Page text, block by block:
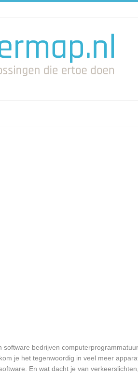
bedrijven
je het tegenwoordig in veel meer
En wat dacht je van verkeerslichten,